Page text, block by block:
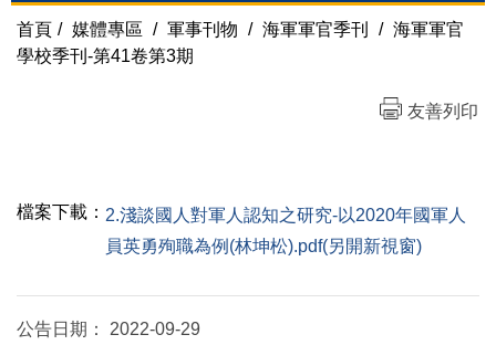
首頁 / 媒體專區 / 軍事刊物 / 海軍軍官季刊 / 海軍軍官
學校季刊-第41卷第3期
友善列印
檔案下載： 2.淺談國人對軍人認知之研究-以2020年國軍人
員英勇殉職為例(林坤松).pdf(另開新視窗)
公告日期： 2022-09-29